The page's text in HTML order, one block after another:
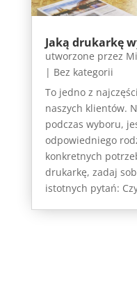
Jaką drukarkę
utworzone przez
| Bez kategorii
To jedno z
naszych klientów.
podczas wyboru,
odpowiedniego
konkretnych
drukarkę, zadaj
istotnych pytań: